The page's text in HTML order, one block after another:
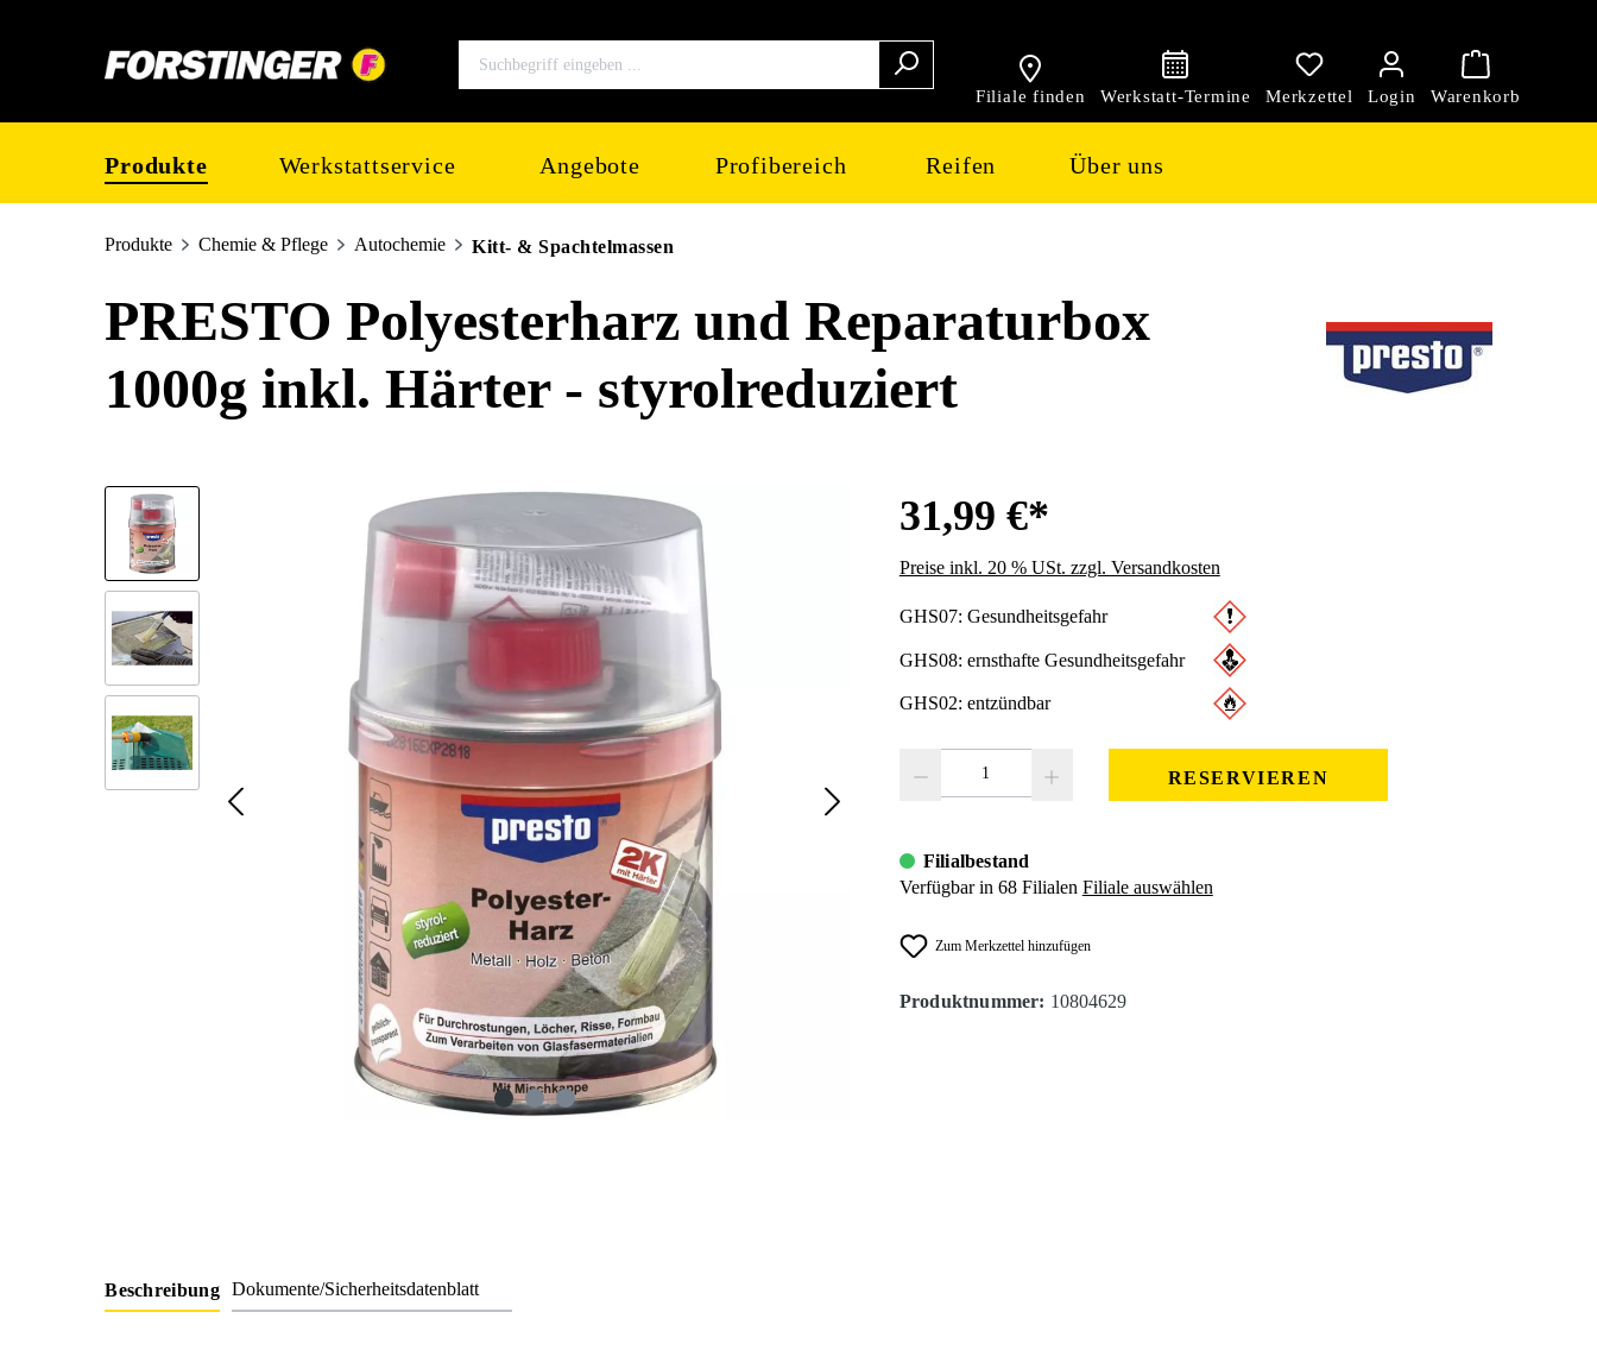
Filiale finden
Produkte Werkstattservice Angebote Profibereich Reifen Über uns
Produkte Chemie & Pflege Autochemie Kitt- & Spachtelmassen
PRESTO Polyesterharz und Reparaturbox
1000g inkl. Härter - styrolreduziert
Bildergalerie überspringen 31,99 €*
Preise inkl. 20 % USt. zzgl. Versandkosten
GHS07: Gesundheitsgefahr
GHS08: ernsthafte Gesundheitsgefahr
GHS02: entzündbar
RESERVIEREN
Filialbestand
Verfügbar in 68 Filialen Filiale auswählen
Zum Merkzettel hinzufügen
Produktnummer: 10804629
Beschreibung Dokumente/Sicherheitsdatenblatt